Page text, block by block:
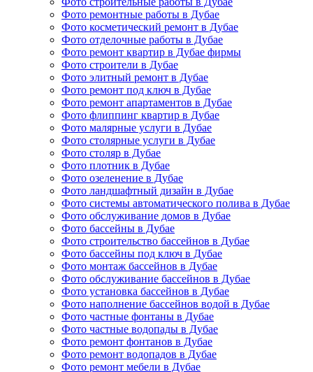
Фото ремонтные работы в Дубае
Фото косметический ремонт в Дубае
Фото отделочные работы в Дубае
Фото ремонт квартир в Дубае фирмы
Фото строители в Дубае
Фото элитный ремонт в Дубае
Фото ремонт под ключ в Дубае
Фото ремонт апартаментов в Дубае
Фото флиппинг квартир в Дубае
Фото малярные услуги в Дубае
Фото столярные услуги в Дубае
Фото столяр в Дубае
Фото плотник в Дубае
Фото озеленение в Дубае
Фото ландшафтный дизайн в Дубае
Фото системы автоматического полива в Дубае
Фото обслуживание домов в Дубае
Фото бассейны в Дубае
Фото строительство бассейнов в Дубае
Фото бассейны под ключ в Дубае
Фото монтаж бассейнов в Дубае
Фото обслуживание бассейнов в Дубае
Фото установка бассейнов в Дубае
Фото наполнение бассейнов водой в Дубае
Фото частные фонтаны в Дубае
Фото частные водопады в Дубае
Фото ремонт фонтанов в Дубае
Фото ремонт водопадов в Дубае
Фото ремонт мебели в Дубае